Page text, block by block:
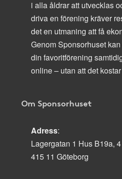
i alla åldrar att utvecklas
driva en förening kräver
det en utmaning att få
Genom Sponsorhuset
din favoritförening
online – utan att det
Om Sponsorhuset
Adress:
Lagergatan 1 Hus B19a,
415 11 Göteborg